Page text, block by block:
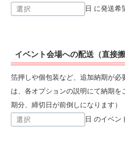
日 に発送
イベント会場への配送（直接
箔押しや個包装など、追加納期が必
は、各オプションの説明にて納期を
期分、締切日が前倒しになります）
日 のイベ